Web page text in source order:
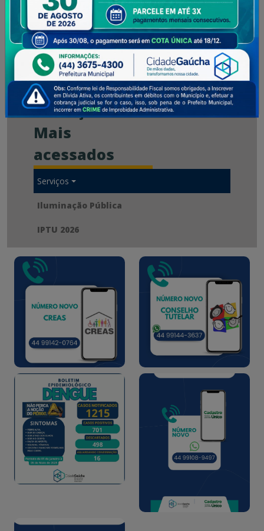
22/07/2026
Cidade Gaúcha está em festa!
SERVIÇOS
Mais
acessados
Serviços
Iluminação Pública